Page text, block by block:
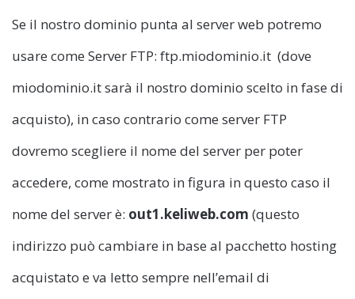
Se il nostro dominio punta al server web potremo
usare come Server FTP: ftp.miodominio.it (dove
miodominio.it sarà il nostro dominio scelto in fase di
acquisto), in caso contrario come server FTP
dovremo scegliere il nome del server per poter
accedere, come mostrato in figura in questo caso il
nome del server è: out1.keliweb.com (questo
indirizzo può cambiare in base al pacchetto hosting
acquistato e va letto sempre nell’email di